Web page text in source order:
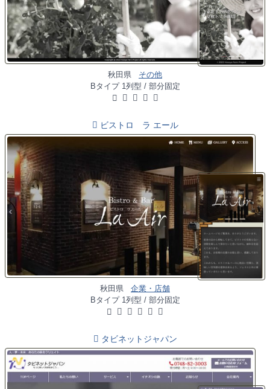
秋田県
その他
Bタイプ 1列型 / 部分固定
ビストロ ラ エール
秋田県
企業・店舗
Bタイプ 1列型 / 部分固定
タビネットジャパン